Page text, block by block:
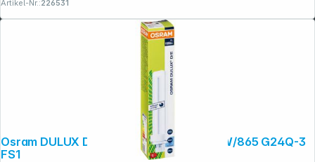
Artikel-Nr.:226531
Osram DULUX D/E Energiesparlampe 26W/865 G24Q-3
FS1